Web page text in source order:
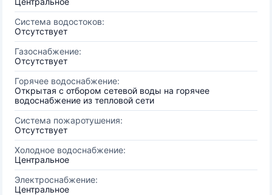
Система водостоков:
Отсутствует
Газоснабжение:
Отсутствует
Горячее водоснабжение:
Открытая с отбором сетевой воды на горячее
водоснабжение из тепловой сети
Система пожаротушения:
Отсутствует
Холодное водоснабжение:
Центральное
Электроснабжение:
Центральное